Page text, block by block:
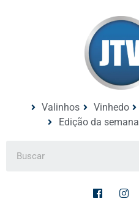
Valinhos Vinhedo
Edição da semana